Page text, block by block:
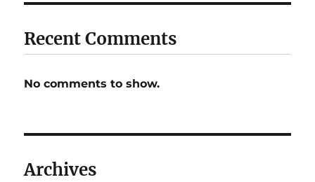
Recent Comments
No comments to show.
Archives